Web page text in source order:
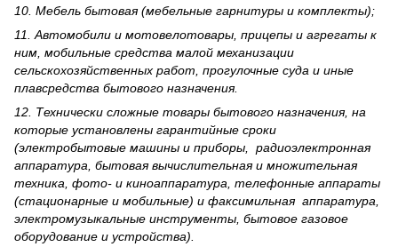
10. Мебель бытовая (мебельные гарнитуры и комплекты);
11. Автомобили и мотовелотовары, прицепы и агрегаты к
ним, мобильные средства малой механизации
сельскохозяйственных работ, прогулочные суда и иные
плавсредства бытового назначения.
12. Технически сложные товары бытового назна­чения, на
которые установлены гарантийные сроки
(электробытовые машины и приборы, радиоэлектронная
аппаратура, бытовая вычислительная и множительная
техника, фото- и киноаппаратура, телефонные аппараты
(стационарные и мобильные) и факсимильная аппаратура,
электрому­зыкальные инструменты, бытовое газовое
оборудование и устройства).